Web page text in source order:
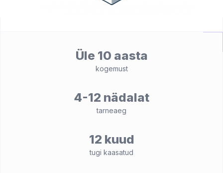
Üle 10 aasta
kogemust
4-12 nädalat
tarneaeg
12 kuud
tugi kaasatud